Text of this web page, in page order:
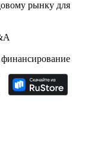
рынку для